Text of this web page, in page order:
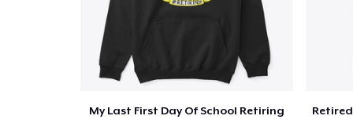
My Last First Day Of School Retiring